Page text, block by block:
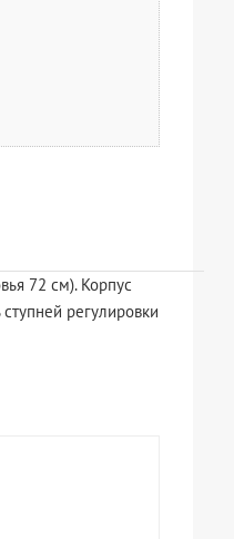
72 см). Корпус
регулировки